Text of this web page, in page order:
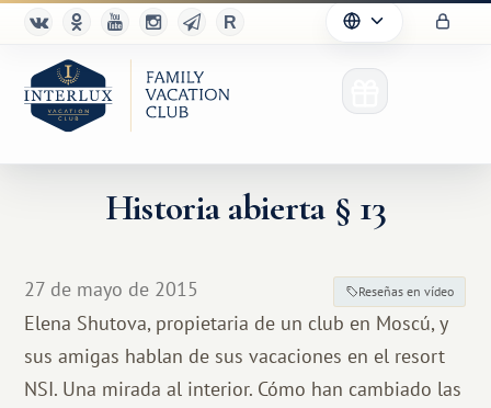
Historia abierta § 13
27 de mayo de 2015 Reseñas en vídeo
Elena Shutova, propietaria de un club en Moscú, y
sus amigas hablan de sus vacaciones en el resort
NSI. Una mirada al interior. Cómo han cambiado las